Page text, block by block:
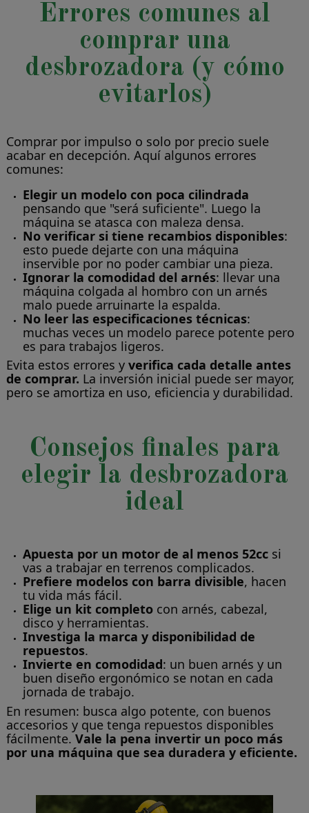
Errores comunes al
comprar una
desbrozadora (y cómo
evitarlos)
Comprar por impulso o solo por precio suele
acabar en decepción. Aquí algunos errores
comunes:
Elegir un modelo con poca cilindrada
pensando que "será suficiente". Luego la
máquina se atasca con maleza densa.
No verificar si tiene recambios disponibles:
esto puede dejarte con una máquina
inservible por no poder cambiar una pieza.
Ignorar la comodidad del arnés: llevar una
máquina colgada al hombro con un arnés
malo puede arruinarte la espalda.
No leer las especificaciones técnicas:
muchas veces un modelo parece potente pero
es para trabajos ligeros.
Evita estos errores y verifica cada detalle antes
de comprar. La inversión inicial puede ser mayor,
pero se amortiza en uso, eficiencia y durabilidad.
Consejos finales para
elegir la desbrozadora
ideal
Apuesta por un motor de al menos 52cc si
vas a trabajar en terrenos complicados.
Prefiere modelos con barra divisible, hacen
tu vida más fácil.
Elige un kit completo con arnés, cabezal,
disco y herramientas.
Investiga la marca y disponibilidad de
repuestos.
Invierte en comodidad: un buen arnés y un
buen diseño ergonómico se notan en cada
jornada de trabajo.
En resumen: busca algo potente, con buenos
accesorios y que tenga repuestos disponibles
fácilmente. Vale la pena invertir un poco más
por una máquina que sea duradera y eficiente.